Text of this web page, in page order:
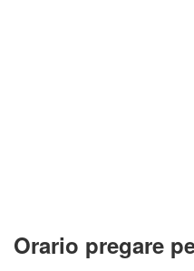
Orario pregare